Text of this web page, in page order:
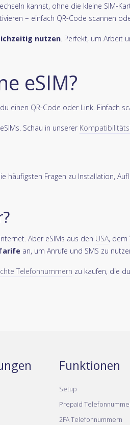
kannst, ohne die kleine SIM-
– einfach QR-Code scannen
nutzen. Perfekt, um Arbeit
eSIM?
einen QR-Code oder Link. Einfach
Schau in unserer
häufigsten Fragen zu Installation,
Aber eSIMs aus den USA, dem
an, um Anrufe und SMS zu
Telefonnummern zu kaufen, die
Funktionen
Setup
Prepaid
2FA Telefonnummern